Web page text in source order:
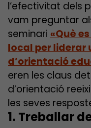
l’efectivitat dels
vam preguntar
seminari «Què
local per liderar
d’orientació
eren les claus
d’orientació
les seves
1. Treballar